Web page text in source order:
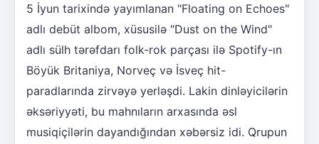
5 İyun tarixində yayımlanan "Floating on Echoes"
adlı debüt albom, xüsusilə "Dust on the Wind"
adlı sülh tərəfdarı folk-rok parçası ilə Spotify-ın
Böyük Britaniya, Norveç və İsveç hit-
paradlarında zirvəyə yerləşdi. Lakin dinləyicilərin
əksəriyyəti, bu mahnıların arxasında əsl
musiqiçilərin dayandığından xəbərsiz idi. Qrupun